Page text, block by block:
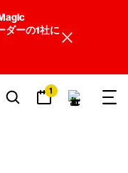
ダーの1社に
1